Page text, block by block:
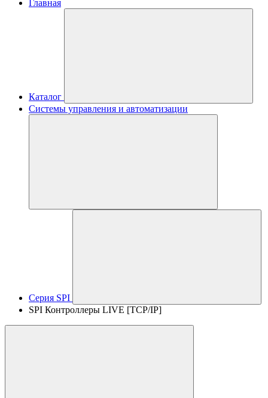
Главная
Каталог
Системы управления и автоматизации
Серия SPI
SPI Контроллеры LIVE [TCP/IP]